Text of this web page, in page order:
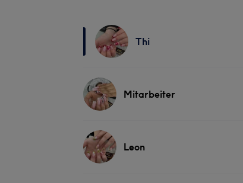
Thi
Mitarbeiter
Leon